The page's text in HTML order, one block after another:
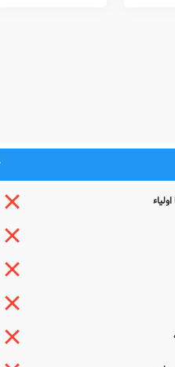
درسی، کلاس های روش صحیح تست زنی، کلاس
مدارس قابل ارائه می باشد.
مدرسه تماس حاصل نمایید.
بینایی سنجی، معاینات دهان و دندان، و...
فیزیک، و... باعث افزایش ضریب درک دروس
های انگلیسی، روسی، آلمانی، ترکی،
عملکرد کادر آموزشی، نگهداری کیف و کتاب